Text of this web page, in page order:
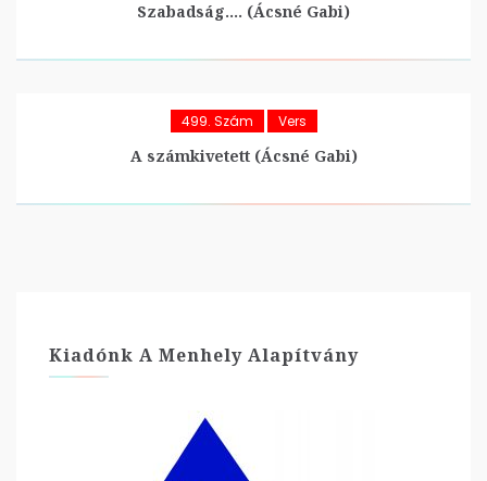
Szabadság…. (Ácsné Gabi)
499. Szám Vers
A számkivetett (Ácsné Gabi)
Kiadónk A Menhely Alapítvány